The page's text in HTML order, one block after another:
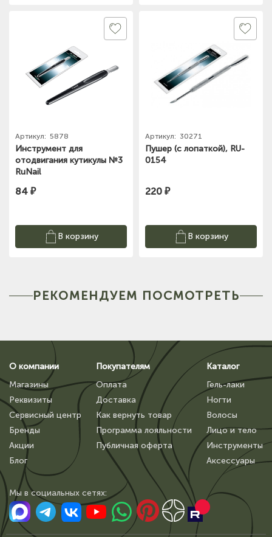
Артикул: 5878
Инструмент для
отодвигания кутикулы №3
RuNail
84 ₽
В корзину
Артикул: 30271
Пушер (с лопаткой), RU-
0154
220 ₽
В корзину
РЕКОМЕНДУЕМ ПОСМОТРЕТЬ
О компании
Магазины
Реквизиты
Сервисный центр
Бренды
Акции
Блог
Покупателям
Оплата
Доставка
Как вернуть товар
Программа лояльности
Публичная оферта
Каталог
Гель-лаки
Ногти
Волосы
Лицо и тело
Инструменты
Аксессуары
Мы в сoциальных сетях: